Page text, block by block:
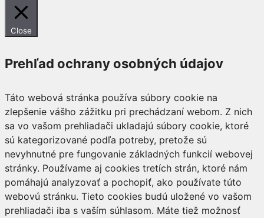
Close
Prehľad ochrany osobných údajov
Táto webová stránka používa súbory cookie na
zlepšenie vášho zážitku pri prechádzaní webom. Z nich
sa vo vašom prehliadači ukladajú súbory cookie, ktoré
sú kategorizované podľa potreby, pretože sú
nevyhnutné pre fungovanie základných funkcií webovej
stránky. Používame aj cookies tretích strán, ktoré nám
pomáhajú analyzovať a pochopiť, ako používate túto
webovú stránku. Tieto cookies budú uložené vo vašom
prehliadači iba s vaším súhlasom. Máte tiež možnosť